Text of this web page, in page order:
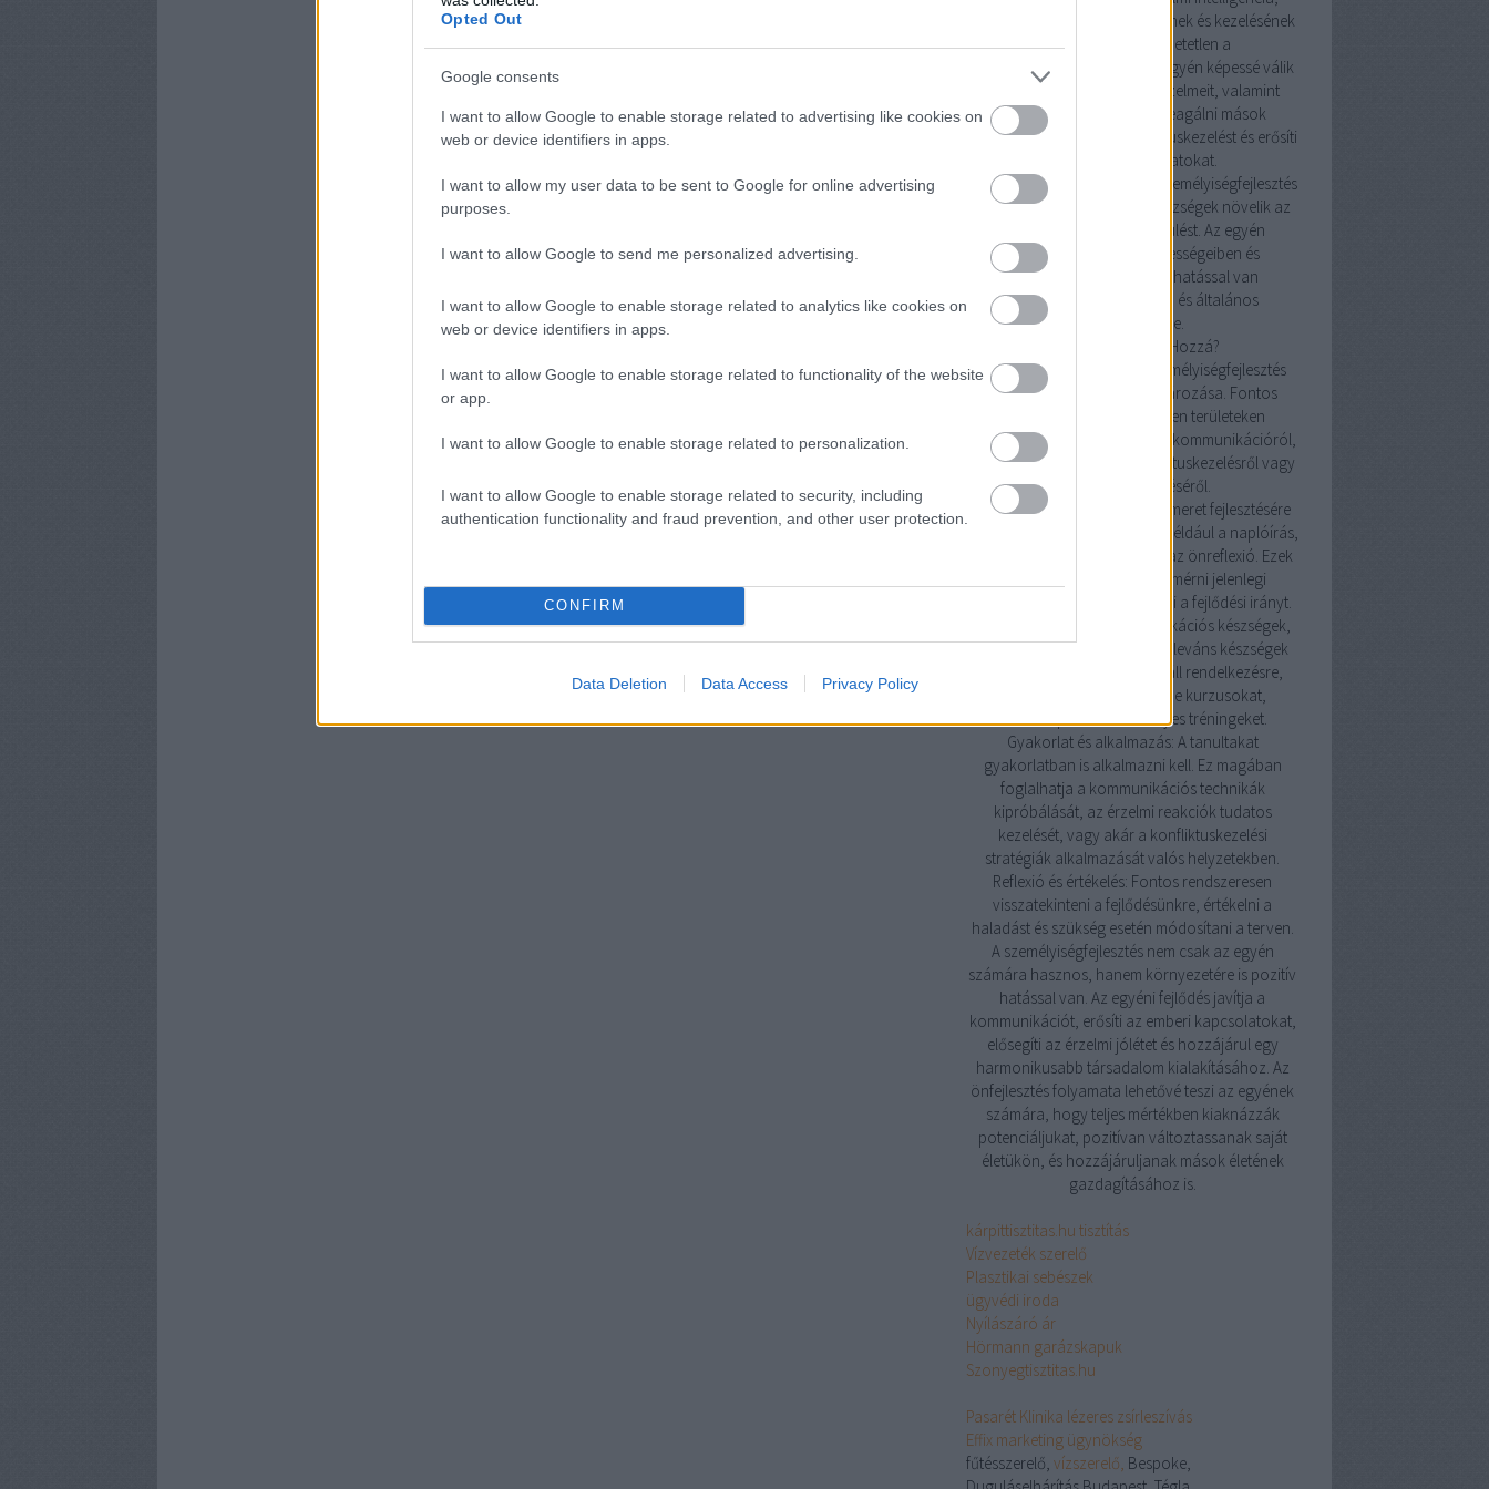
Opted Out
Google consents
I want to allow Google to enable storage related to advertising like cookies on
web or device identifiers in apps.
I want to allow my user data to be sent to Google for online advertising
purposes.
I want to allow Google to send me personalized advertising.
I want to allow Google to enable storage related to analytics like cookies on
web or device identifiers in apps.
I want to allow Google to enable storage related to functionality of the website
or app.
I want to allow Google to enable storage related to personalization.
I want to allow Google to enable storage related to security, including
authentication functionality and fraud prevention, and other user protection.
CONFIRM
Data Deletion Data Access Privacy Policy
vagyis az érzelmek megértésének és kezelésének
képessége, elengedhetetlen a
személyiségfejlesztésben. Az egyén képessé válik
felismerni és kezelni saját érzelmeit, valamint
megérteni és adekvátan reagálni mások
érzelmeire. Ez javítja a konfliktuskezelést és erősíti
az emberi kapcsolatokat.
Önbizalom és önbecsülés: A személyiségfejlesztés
által nyújtott önismeret és készségek növelik az
önbizalmat és az önbecsülést. Az egyén
magabiztosabb lesz képességeiben és
döntéseiben, ami pozitív hatással van
mindennapi interakcióira és általános
életminőségére.
Hogyan Kezdjünk Hozzá?
Célok meghatározása: A személyiségfejlesztés
első lépése a célok meghatározása. Fontos
tisztában lenni azzal, milyen területeken
szeretnénk javulni, legyen szó kommunikációról,
érzelmi intelligenciáról, konfliktuskezelésről vagy
önbizalom növeléséről.
Önismereti technikák: Az önismeret fejlesztésére
számos technika létezik, mint például a naplóírás,
a visszajelzések kérése, vagy az önreflexió. Ezek
a módszerek segítenek felmérni jelenlegi
állapotunkat és meghatározni a fejlődési irányt.
Készségfejlesztés: A kommunikációs készségek,
érzelmi intelligencia és más releváns készségek
fejlesztésére számos forrás áll rendelkezésre,
beleértve könyveket, online kurzusokat,
workshopokat és személyes tréningeket.
Gyakorlat és alkalmazás: A tanultakat
gyakorlatban is alkalmazni kell. Ez magában
foglalhatja a kommunikációs technikák
kipróbálását, az érzelmi reakciók tudatos
kezelését, vagy akár a konfliktuskezelési
stratégiák alkalmazását valós helyzetekben.
Reflexió és értékelés: Fontos rendszeresen
visszatekinteni a fejlődésünkre, értékelni a
haladást és szükség esetén módosítani a terven.
A személyiségfejlesztés nem csak az egyén
számára hasznos, hanem környezetére is pozitív
hatással van. Az egyéni fejlődés javítja a
kommunikációt, erősíti az emberi kapcsolatokat,
elősegíti az érzelmi jólétet és hozzájárul egy
harmonikusabb társadalom kialakításához. Az
önfejlesztés folyamata lehetővé teszi az egyének
számára, hogy teljes mértékben kiaknázzák
potenciáljukat, pozitívan változtassanak saját
életükön, és hozzájáruljanak mások életének
gazdagításához is.
kárpittisztitas.hu tisztítás
Vízvezeték szerelő
Plasztikai sebészek
ügyvédi iroda
Nyílászáró ár
Hörmann garázskapuk
Szonyegtisztitas.hu
Pasarét Klinika lézeres zsírleszívás
Effix marketing ügynökség
fűtésszerelő, vízszerelő, Bespoke,